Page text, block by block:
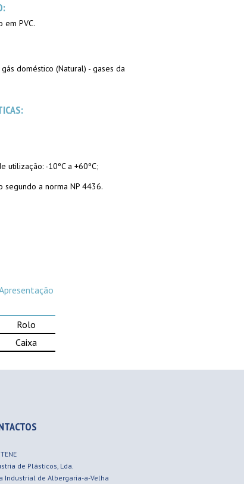
em PVC.
doméstico (Natural) - gases da
utilização: -10ºC a +60ºC;
segundo a norma NP 4436.
Rolo
Caixa
de Plásticos, Lda.
Industrial de Albergaria-a-Velha